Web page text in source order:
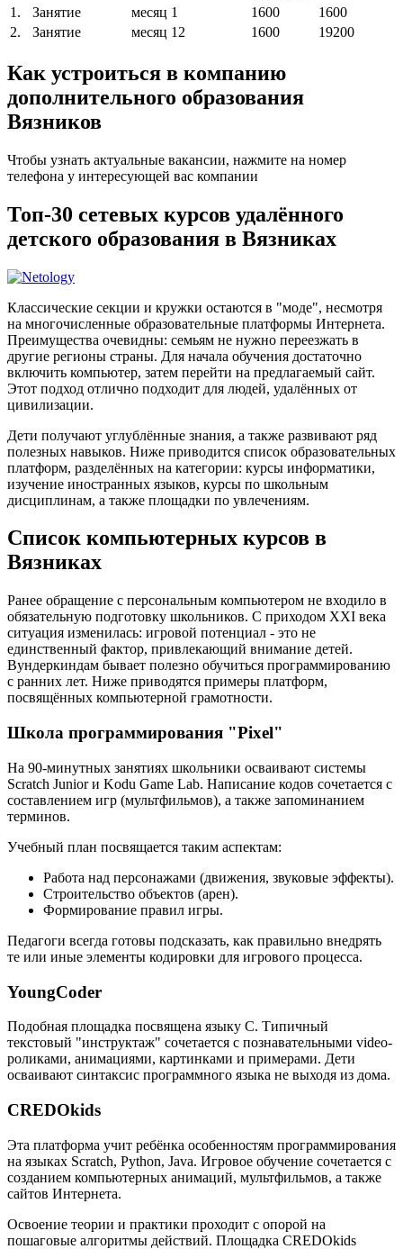
1.
Занятие месяц 1 1600
1600
2.
Занятие месяц 12 1600 19200
Как устроиться в компанию
дополнительного образования
Вязников
Чтобы узнать актуальные вакансии, нажмите на номер
телефона у интересующей вас компании
Топ-30 сетевых курсов удалённого
детского образования в Вязниках
Классические секции и кружки остаются в "моде", несмотря
на многочисленные образовательные платформы Интернета.
Преимущества очевидны: семьям не нужно переезжать в
другие регионы страны. Для начала обучения достаточно
включить компьютер, затем перейти на предлагаемый сайт.
Этот подход отлично подходит для людей, удалённых от
цивилизации.
Дети получают углублённые знания, а также развивают ряд
полезных навыков. Ниже приводится список образовательных
платформ, разделённых на категории: курсы информатики,
изучение иностранных языков, курсы по школьным
дисциплинам, а также площадки по увлечениям.
Список компьютерных курсов в
Вязниках
Ранее обращение с персональным компьютером не входило в
обязательную подготовку школьников. С приходом XXI века
ситуация изменилась: игровой потенциал - это не
единственный фактор, привлекающий внимание детей.
Вундеркиндам бывает полезно обучиться программированию
с ранних лет. Ниже приводятся примеры платформ,
посвящённых компьютерной грамотности.
Школа программирования "Pixel"
На 90-минутных занятиях школьники осваивают системы
Scratch Junior и Kodu Game Lab. Написание кодов сочетается с
составлением игр (мультфильмов), а также запоминанием
терминов.
Учебный план посвящается таким аспектам:
Работа над персонажами (движения, звуковые эффекты).
Строительство объектов (арен).
Формирование правил игры.
Педагоги всегда готовы подсказать, как правильно внедрять
те или иные элементы кодировки для игрового процесса.
YoungCoder
Подобная площадка посвящена языку C. Типичный
текстовый "инструктаж" сочетается с познавательными video-
роликами, анимациями, картинками и примерами. Дети
осваивают синтаксис программного языка не выходя из дома.
CREDOkids
Эта платформа учит ребёнка особенностям программирования
на языках Scratch, Python, Java. Игровое обучение сочетается с
созданием компьютерных анимаций, мультфильмов, а также
сайтов Интернета.
Освоение теории и практики проходит с опорой на
пошаговые алгоритмы действий. Площадка CREDOkids